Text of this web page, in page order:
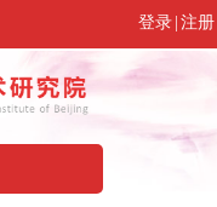
登录 注册